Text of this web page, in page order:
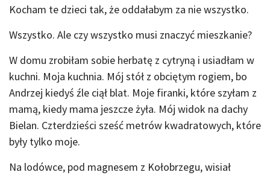
Kocham te dzieci tak, że oddałabym za nie wszystko.
Wszystko. Ale czy wszystko musi znaczyć mieszkanie?
W domu zrobiłam sobie herbatę z cytryną i usiadłam w
kuchni. Moja kuchnia. Mój stół z obciętym rogiem, bo
Andrzej kiedyś źle ciął blat. Moje firanki, które szyłam z
mamą, kiedy mama jeszcze żyła. Mój widok na dachy
Bielan. Czterdzieści sześć metrów kwadratowych, które
były tylko moje.
Na lodówce, pod magnesem z Kołobrzegu, wisiał